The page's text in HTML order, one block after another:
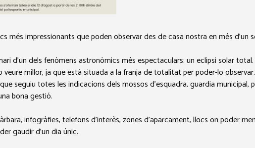
impressionants que poden observar des de casa nostra en més d’un
d’un dels fenòmens astronòmics més espectaculars: un eclipsi solar total.
millor, ja que està situada a la franja de totalitat per poder-lo observar.
seguiu totes les indicacions dels mossos d’esquadra, guardia municipal,
bona gestió.
infogràfies, telefons d’interès, zones d’aparcament, llocs on poder
gaudir d’un dia únic.